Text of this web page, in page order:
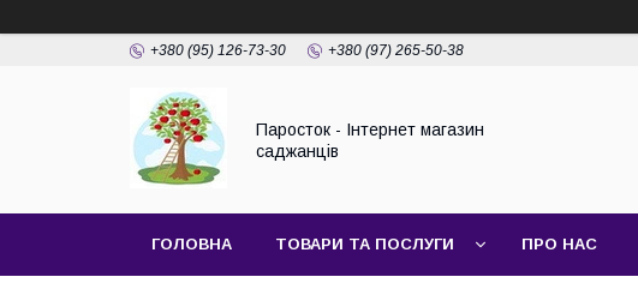
+380 (95) 126-73-30 +380 (97) 265-50-38
Паросток - Інтернет магазин
саджанців
ГОЛОВНА ТОВАРИ ТА ПОСЛУГИ ПРО НАС